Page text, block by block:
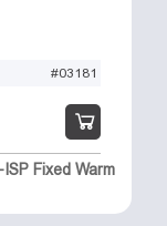
#03181
Fixed Warm